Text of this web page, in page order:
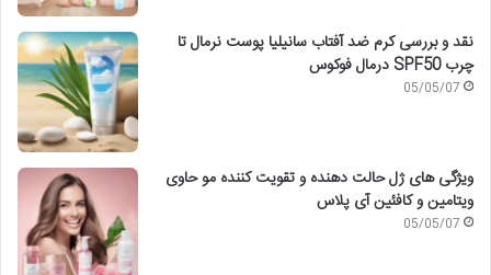
نقد و بررسی کرم ضد آفتاب سانیلیا پوست نرمال تا
چرب SPF50 درمال فوکوس
05/05/07
ویژگی های ژل حالت دهنده و تقویت کننده مو حاوی
ویتامین و کافئین آی پلاس
05/05/07